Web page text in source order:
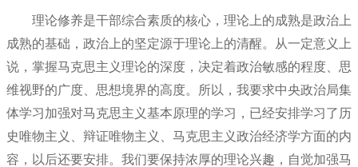
理论修养是干部综合素质的核心，理论上的成熟是政治上
成熟的基础，政治上的坚定源于理论上的清醒。从一定意义上
说，掌握马克思主义理论的深度，决定着政治敏感的程度、思
维视野的广度、思想境界的高度。所以，我要求中央政治局集
体学习加强对马克思主义基本原理的学习，已经安排学习了历
史唯物主义、辩证唯物主义、马克思主义政治经济学方面的内
容，以后还要安排。我们要保持浓厚的理论兴趣，自觉加强马